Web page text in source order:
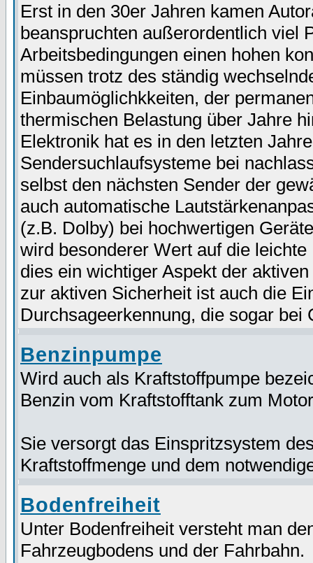
Erst in den 30er Jahren kamen
beanspruchten außerordentlich viel
Arbeitsbedingungen einen hohen
müssen trotz des ständig
Einbaumöglichkkeiten, der
thermischen Belastung über Jahre
Elektronik hat es in den letzten
Sendersuchlaufsysteme bei
selbst den nächsten Sender der
auch automatische
(z.B. Dolby) bei hochwertigen
wird besonderer Wert auf die
dies ein wichtiger Aspekt der
zur aktiven Sicherheit ist auch die
Durchsageerkennung, die sogar bei
Benzinpumpe
Wird auch als Kraftstoffpumpe
Benzin vom Kraftstofftank zum
Sie versorgt das Einspritzsystem
Kraftstoffmenge und dem
Bodenfreiheit
Unter Bodenfreiheit versteht man
Fahrzeugbodens und der Fahrbahn.